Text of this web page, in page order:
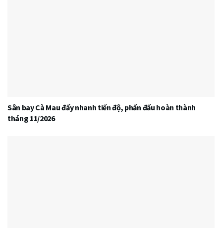
Sân bay Cà Mau đẩy nhanh tiến độ, phấn đấu hoàn thành
tháng 11/2026